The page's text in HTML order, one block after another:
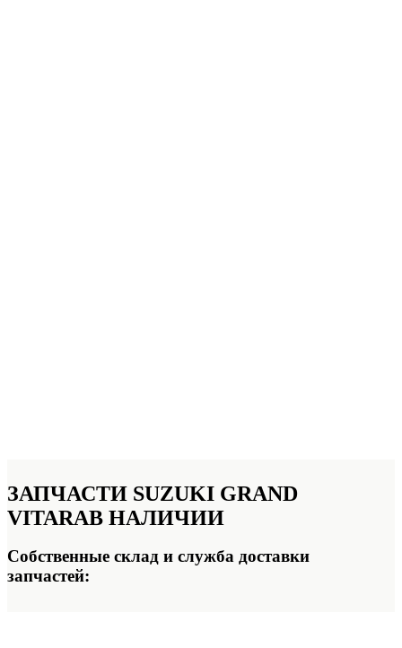
ЗАПЧАСТИ SUZUKI GRAND
VITARAВ НАЛИЧИИ
Собственные склад и служба доставки
запчастей: